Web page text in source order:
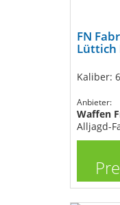
FN
Lüttich
Kaliber:
Anbieter:
Waffen
Alljagd-